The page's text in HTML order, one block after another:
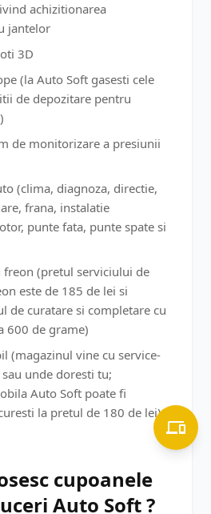
achizitionarea
jantelor
3D
(la Auto Soft gasesti cele
de depozitare pentru
de monitorizare a presiunii
(clima, diagnoza, directie,
frana, instalatie
punte fata, punte spate si
freon (pretul serviciului de
este de 185 de lei si
de curatare si completare cu
600 de grame)
(magazinul vine cu service-
unde doresti tu;
Auto Soft poate fi
la pretul de 180 de lei)
cupoanele
Auto Soft ?